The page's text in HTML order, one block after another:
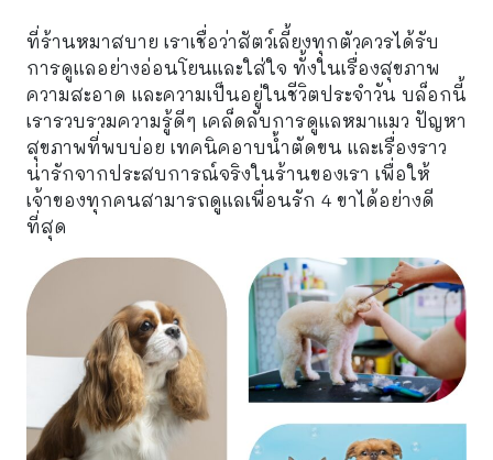
ที่ร้านหมาสบาย เราเชื่อว่าสัตว์เลี้ยงทุกตัวควรได้รับ
การดูแลอย่างอ่อนโยนและใส่ใจ ทั้งในเรื่องสุขภาพ
ความสะอาด และความเป็นอยู่ในชีวิตประจำวัน บล็อกนี้
เรารวบรวมความรู้ดีๆ เคล็ดลับการดูแลหมาแมว ปัญหา
สุขภาพที่พบบ่อย เทคนิคอาบน้ำตัดขน และเรื่องราว
น่ารักจากประสบการณ์จริงในร้านของเรา เพื่อให้
เจ้าของทุกคนสามารถดูแลเพื่อนรัก 4 ขาได้อย่างดี
ที่สุด